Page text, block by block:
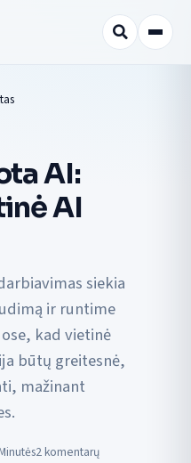
AI:
AI
siekia
ir runtime
kad vietinė
būtų greitesnė,
mažinant
2 komentarų